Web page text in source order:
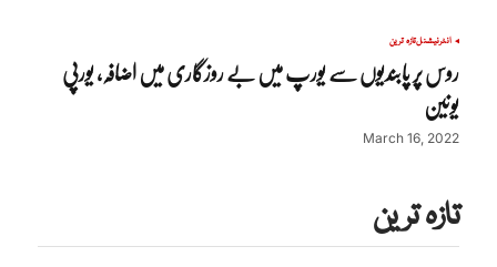
انٹرنیشنلتازہ ترین
روس پر پابندیوں سے یورپ میں بے روزگاری میں اضافہ، یورپی
یونین
March 16, 2022
تازہ ترین